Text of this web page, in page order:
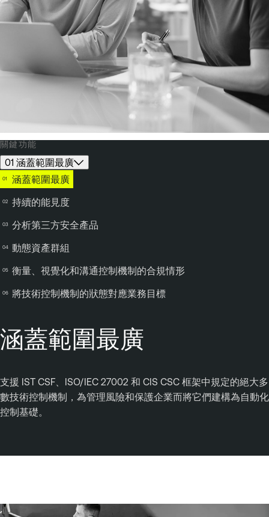
關鍵功能
01 涵蓋範圍最廣
涵蓋範圍最廣
持續的能見度
分析第三方安全產品
動態資產群組
衡量、視覺化和溝通控制機制的合規情形
將技術控制機制的狀態對應業務目標
涵蓋範圍最廣
支援 IST CSF、ISO/IEC 27002 和 CIS CSC 框架中規定的絕大多
數技術控制機制，為管理風險和保護企業而將它們建構為自動化
控制基礎。